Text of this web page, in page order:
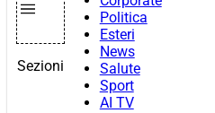
Sezioni
Politica
Esteri
News
Salute
Sport
AI TV